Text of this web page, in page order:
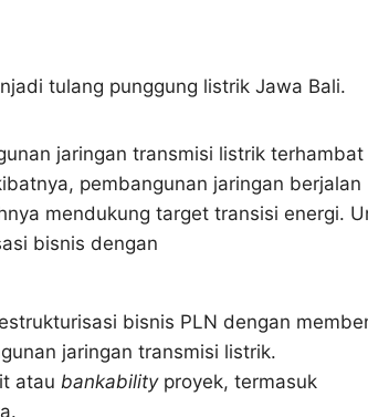
tulang punggung listrik Jawa Bali.
jaringan transmisi listrik terhambat
pembangunan jaringan berjalan
mendukung target transisi energi.
bisnis dengan
bisnis PLN dengan
jaringan transmisi listrik.
atau bankabilityproyek, termasuk